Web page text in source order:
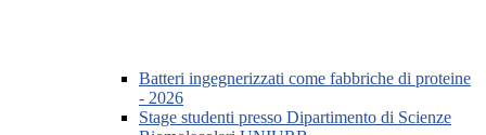
Batteri ingegnerizzati come fabbriche di proteine
- 2026
Stage studenti presso Dipartimento di Scienze